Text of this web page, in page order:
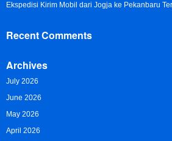
Ekspedisi Kirim Mobil dari Jogja ke Pekanbaru
Recent Comments
Archives
July 2026
June 2026
May 2026
April 2026